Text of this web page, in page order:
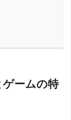
ームの特